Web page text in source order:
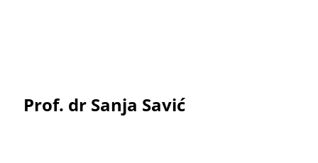
Prof. dr Sanja Savić